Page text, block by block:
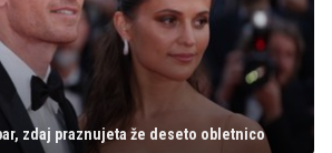
zdaj praznujeta že deseto obletnico